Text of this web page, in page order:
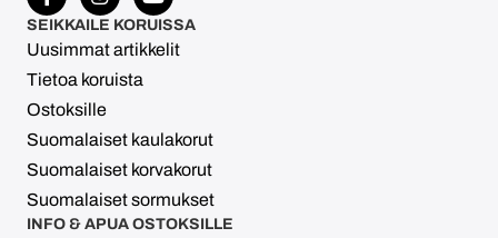
SEIKKAILE KORUISSA
Uusimmat artikkelit
Tietoa koruista
Ostoksille
Suomalaiset kaulakorut
Suomalaiset korvakorut
Suomalaiset sormukset
INFO & APUA OSTOKSILLE